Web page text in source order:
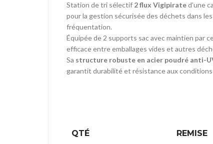
Station de tri sélectif 2 flux Vigipirated’une
pour la gestion sécurisée des déchets dans
fréquentation.
Équipée de 2 supports sac avec maintien par
efficace entre emballages vides et autres
Sa structure robuste en acier poudré anti-
garantit durabilité et résistance aux
QTÉ REMISE